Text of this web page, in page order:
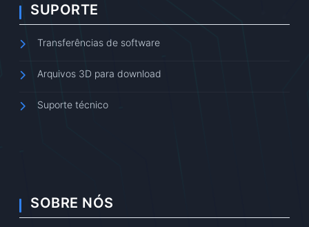
SUPORTE
Transferências de software
Arquivos 3D para download
Suporte técnico
SOBRE NÓS